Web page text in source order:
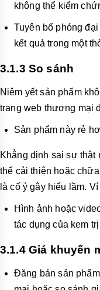
không thể kiểm
Tuyên bố phóng
kết quả trong một
3.1.3 So sánh
Niêm yết sản phẩm
trang web thương mại
Sản phẩm này rẻ
Khẳng định sai sự thật
thể cải thiện hoặc
là cố ý gây hiểu lầm. Ví
Hình ảnh hoặc
tác dụng của kem
3.1.4 Giá khuyến
Đăng bán sản